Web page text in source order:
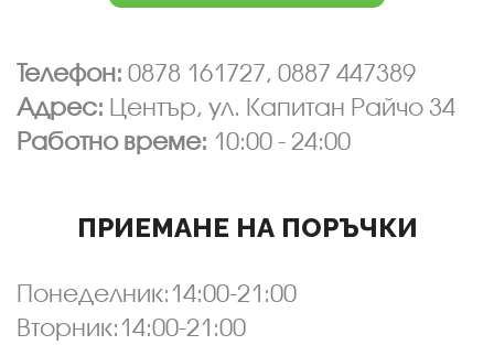
Телефон: 0878 161727, 0887 447389
Адрес: Център, ул. Капитан Райчо 34
Работно време: 10:00 - 24:00
ПРИЕМАНЕ НА ПОРЪЧКИ
Понеделник:14:00-21:00
Вторник:14:00-21:00